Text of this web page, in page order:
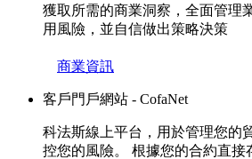
獲取所需的商業洞察，全面管理
用風險，並自信做出策略決策
商業資訊
客戶門戶網站 - CofaNet
科法斯線上平台，用於管理您的
控您的風險。 根據您的合約直接